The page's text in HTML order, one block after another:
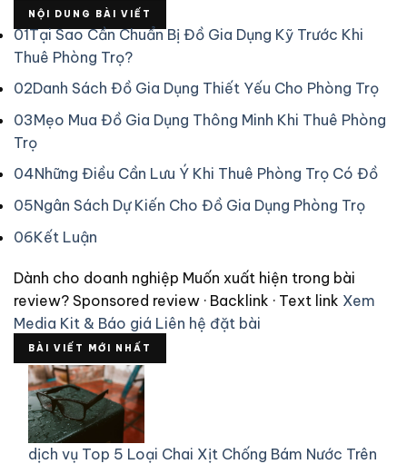
NỘI DUNG BÀI VIẾT
01Tại Sao Cần Chuẩn Bị Đồ Gia Dụng Kỹ Trước Khi
Thuê Phòng Trọ?
02Danh Sách Đồ Gia Dụng Thiết Yếu Cho Phòng Trọ
03Mẹo Mua Đồ Gia Dụng Thông Minh Khi Thuê Phòng
Trọ
04Những Điều Cần Lưu Ý Khi Thuê Phòng Trọ Có Đồ
05Ngân Sách Dự Kiến Cho Đồ Gia Dụng Phòng Trọ
06Kết Luận
Dành cho doanh nghiệp Muốn xuất hiện trong bài
review? Sponsored review · Backlink · Text link Xem
Media Kit & Báo giá Liên hệ đặt bài
BÀI VIẾT MỚI NHẤT
dịch vụ Top 5 Loại Chai Xịt Chống Bám Nước Trên